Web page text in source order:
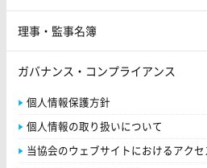
理事・監事名簿
ガバナンス・コンプライアンス
個人情報保護方針
個人情報の取り扱いについて
当協会のウェブサイトにおけるアク